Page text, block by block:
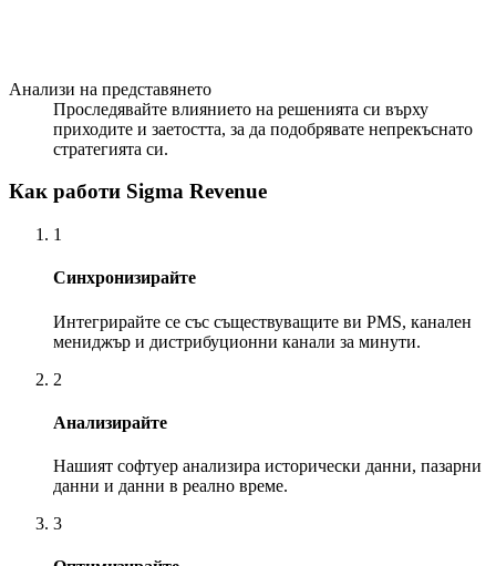
Анализи на представянето
Проследявайте влиянието на решенията си върху
приходите и заетостта, за да подобрявате непрекъснато
стратегията си.
Как работи Sigma Revenue
1
Синхронизирайте
Интегрирайте се със съществуващите ви PMS, канален
мениджър и дистрибуционни канали за минути.
2
Анализирайте
Нашият софтуер анализира исторически данни, пазарни
данни и данни в реално време.
3